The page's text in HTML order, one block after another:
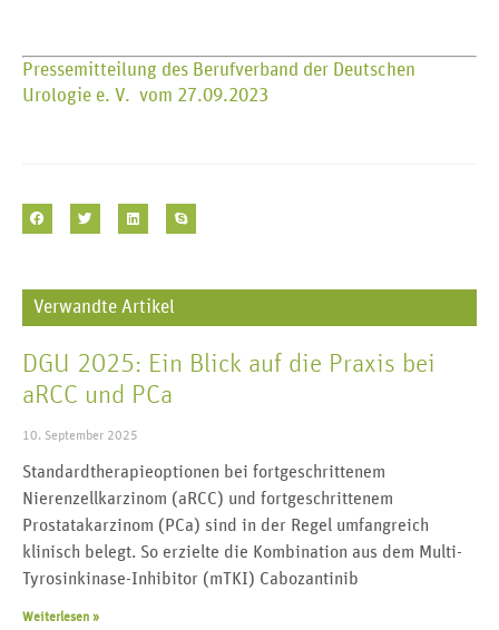
Pressemitteilung des Berufverband der Deutschen
Urologie e. V. vom 27.09.2023
Verwandte Artikel
DGU 2025: Ein Blick auf die Praxis bei
aRCC und PCa
10. September 2025
Standardtherapieoptionen bei fortgeschrittenem
Nierenzellkarzinom (aRCC) und fortgeschrittenem
Prostatakarzinom (PCa) sind in der Regel umfangreich
klinisch belegt. So erzielte die Kombination aus dem Multi-
Tyrosinkinase-Inhibitor (mTKI) Cabozantinib
Weiterlesen »